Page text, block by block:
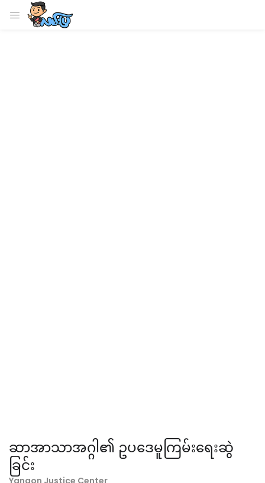
ဆာအာသာအဂ္ဂါ၏ ဥပဒေမူကြမ်းရေးဆွဲ
ခြင်း
LOGIN